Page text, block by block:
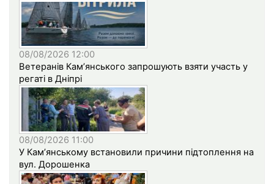
08/08/2026 12:00
Ветеранів Кам’янського запрошують взяти участь у
регаті в Дніпрі
08/08/2026 11:00
У Кам’янському встановили причини підтоплення на
вул. Дорошенка